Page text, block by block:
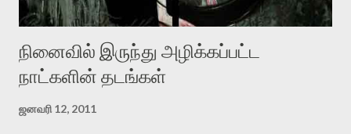
ஓரிடத்தில் சொல்வார்: ...
நினைவில் இருந்து அழிக்கப்பட்ட
நாட்களின் தடங்கள்
ஜனவரி 12, 2011